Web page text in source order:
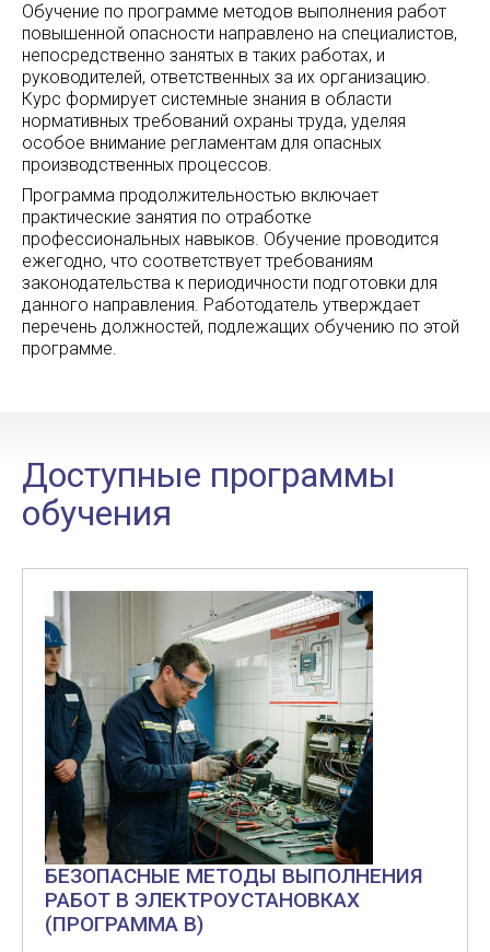
Обучение по программе методов выполнения работ
повышенной опасности направлено на специалистов,
непосредственно занятых в таких работах, и
руководителей, ответственных за их организацию.
Курс формирует системные знания в области
нормативных требований охраны труда, уделяя
особое внимание регламентам для опасных
производственных процессов.
Программа продолжительностью включает
практические занятия по отработке
профессиональных навыков. Обучение проводится
ежегодно, что соответствует требованиям
законодательства к периодичности подготовки для
данного направления. Работодатель утверждает
перечень должностей, подлежащих обучению по этой
программе.
Доступные программы
обучения
БЕЗОПАСНЫЕ МЕТОДЫ ВЫПОЛНЕНИЯ
РАБОТ В ЭЛЕКТРОУСТАНОВКАХ
(ПРОГРАММА В)